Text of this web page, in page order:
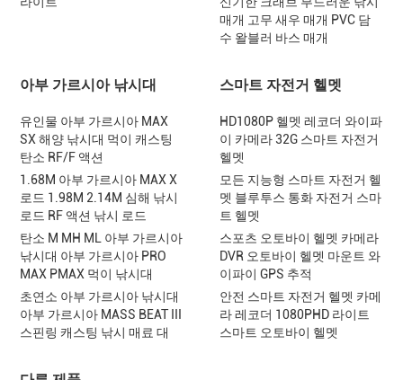
매개 고무 새우 매개 PVC 담
수 왈블러 바스 매개
아부 가르시아 낚시대
유인물 아부 가르시아 MAX
SX 해양 낚시대 먹이 캐스팅
탄소 RF/F 액션
1.68M 아부 가르시아 MAX X
로드 1.98M 2.14M 심해 낚시
로드 RF 액션 낚시 로드
탄소 M MH ML 아부 가르시아
낚시대 아부 가르시아 PRO
MAX PMAX 먹이 낚시대
초연소 아부 가르시아 낚시대
아부 가르시아 MASS BEAT III
스핀링 캐스팅 낚시 매료 대
스마트 자전거 헬멧
HD1080P 헬멧 레코더 와이파
이 카메라 32G 스마트 자전거
헬멧
모든 지능형 스마트 자전거 헬
멧 블루투스 통화 자전거 스마
트 헬멧
스포츠 오토바이 헬멧 카메라
DVR 오토바이 헬멧 마운트 와
이파이 GPS 추적
안전 스마트 자전거 헬멧 카메
라 레코더 1080PHD 라이트
스마트 오토바이 헬멧